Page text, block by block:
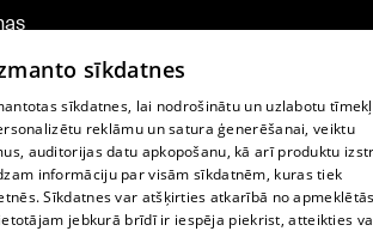
sīkdatnes
sīkdatnes, lai nodrošinātu un uzlabotu
reklāmu un satura ģenerēšanai, veiktu
auditorijas datu apkopošanu, kā arī produktu
informāciju par visām sīkdatnēm, kuras tiek
Sīkdatnes var atšķirties atkarībā no
jebkurā brīdī ir iespēja piekrist, atteikties